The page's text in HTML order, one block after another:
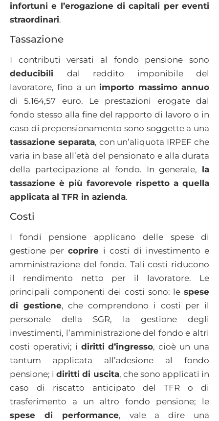
infortuni e l’erogazione di capitali per eventi
straordinari.
Tassazione
I contributi versati al fondo pensione sono
deducibili dal reddito imponibile del
lavoratore, fino a un importo massimo annuo
di 5.164,57 euro. Le prestazioni erogate dal
fondo stesso alla fine del rapporto di lavoro o in
caso di prepensionamento sono soggette a una
tassazione separata, con un’aliquota IRPEF che
varia in base all’età del pensionato e alla durata
della partecipazione al fondo. In generale, la
tassazione è più favorevole rispetto a quella
applicata al TFR in azienda.
Costi
I fondi pensione applicano delle spese di
gestione per coprire i costi di investimento e
amministrazione del fondo. Tali costi riducono
il rendimento netto per il lavoratore. Le
principali componenti dei costi sono: le spese
di gestione, che comprendono i costi per il
personale della SGR, la gestione degli
investimenti, l’amministrazione del fondo e altri
costi operativi; i diritti d’ingresso, cioè un una
tantum applicata all’adesione al fondo
pensione; idiritti di uscita, che sono applicati in
caso di riscatto anticipato del TFR o di
trasferimento a un altro fondo pensione; le
spese di performance, vale a dire una